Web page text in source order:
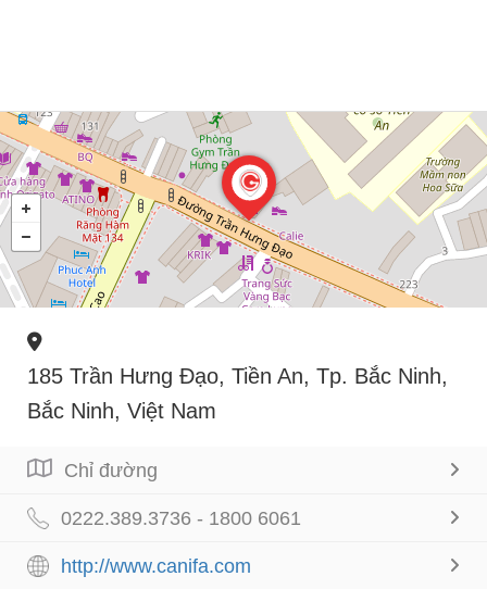
185 Trần Hưng Đạo, Tiền An, Tp. Bắc Ninh,
Bắc Ninh, Việt Nam
Chỉ đường
0222.389.3736 - 1800 6061
http://www.canifa.com